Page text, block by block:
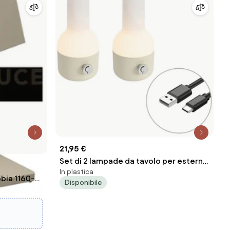
1160-p-
21,95 €
Set di 2 lampade da tavolo per esterni
beige con bianco, con LED ricaricabile
- Haard
In plastica
Disponibile